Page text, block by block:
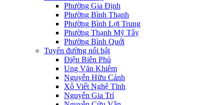
Phường Gia Định
Phường Bình Thạnh
Phường Bình Lợi Trung
Phường Thạnh Mỹ Tây
Phường Bình Quới
Tuyến đường nổi bật
Điện Biên Phủ
Ung Văn Khiêm
Nguyễn Hữu Cảnh
Xô Viết Nghệ Tĩnh
Nguyễn Gia Trí